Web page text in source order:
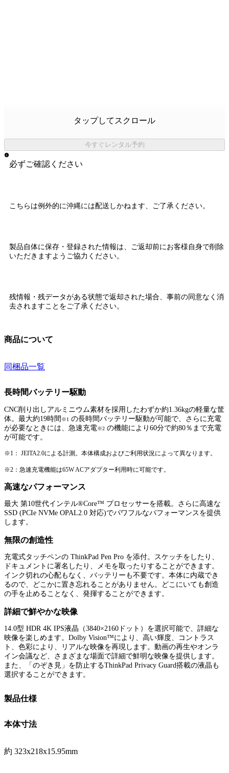
タップしてスクロール
今すぐレンタル予約
必ずご確認ください
こちらは例外的に沖縄には配送しかねます、ご了承ください。
製品自体に保存・登録された情報は、 ご返却前にお客様自身で削除
いただきますようご協力ください。
残情報・残データがある状態で返却された場合、事前の同意なく消
去されますことをご了承ください。
商品について
同梱品一覧
長時間バッテリー駆動
CNC削り出しアルミニウム素材を採用したわずか約1.36kgの軽量な筐
体。最大約19時間 ※1 の長時間バッテリー駆動が可能で、さらに充電
が必要なときには、急速充電※2 の機能により60分で約80％まで充電
が可能です。
※1： JEITA2.0による計測。本体構成およびご利用状況によって異なります。
※2：急速充電機能は65W ACアダプター利用時に可能です。
高速なパフォーマンス
最大 第10世代インテル®Core™ プロセッサーを搭載。さらに高速な
SSD (PCIe NVMe OPAL2.0 対応)でパワフルなパフォーマンスを提供
します。
無限の創造性
充電式タッチペンの ThinkPad Pen Pro を添付。スケッチをしたり、
ドキュメントに署名したり、メモを取ったりすることができます。
インク切れの心配もなく、バッテリーも不要です。本体に内蔵でき
るので、どこかに置き忘れることがありません。どこにいても創造
の手を止めることなく、発揮することができます。
詳細で鮮やかな映像
14.0型 HDR 4K IPS液晶（3840×2160ドット）を選択可能で、詳細な
映像を楽しめます。Dolby Vision™により、高い輝度、コントラス
ト、色彩により、リアルな映像を再現します。動画の再生やオンラ
イン会議など、さまざまな場面で詳細で鮮明な映像を提供します。
また、「のぞき見」を防止するThinkPad Privacy Guard搭載の液晶も
選択することができます。
製品仕様
本体寸法
約 323x218x15.95mm